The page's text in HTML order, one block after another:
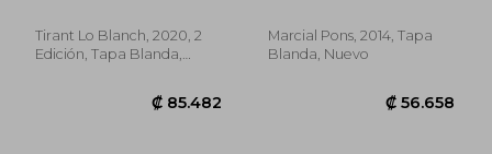
Mart&Iacute;N
Tirant Lo Blanch, 2020, 2
Edición, Tapa Blanda,
Marcial Pons, 2014, Tapa
Blanda, Nuevo